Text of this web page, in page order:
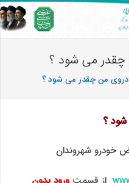
می شود ؟
من چقدر می شود ؟
؟
خودرو شهروندان